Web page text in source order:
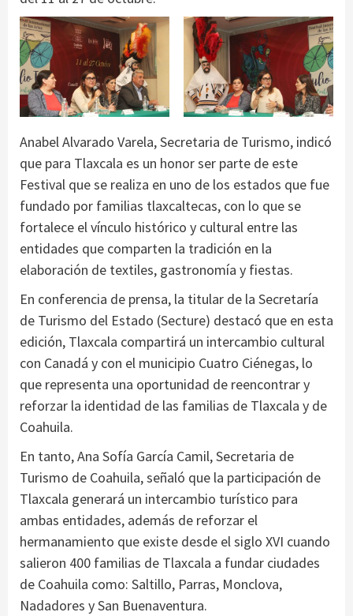
Anabel Alvarado Varela, Secretaria de Turismo, indicó
que para Tlaxcala es un honor ser parte de este
Festival que se realiza en uno de los estados que fue
fundado por familias tlaxcaltecas, con lo que se
fortalece el vínculo histórico y cultural entre las
entidades que comparten la tradición en la
elaboración de textiles, gastronomía y fiestas.
En conferencia de prensa, la titular de la Secretaría
de Turismo del Estado (Secture) destacó que en esta
edición, Tlaxcala compartirá un intercambio cultural
con Canadá y con el municipio Cuatro Ciénegas, lo
que representa una oportunidad de reencontrar y
reforzar la identidad de las familias de Tlaxcala y de
Coahuila.
En tanto, Ana Sofía García Camil, Secretaria de
Turismo de Coahuila, señaló que la participación de
Tlaxcala generará un intercambio turístico para
ambas entidades, además de reforzar el
hermanamiento que existe desde el siglo XVI cuando
salieron 400 familias de Tlaxcala a fundar ciudades
de Coahuila como: Saltillo, Parras, Monclova,
Nadadores y San Buenaventura.